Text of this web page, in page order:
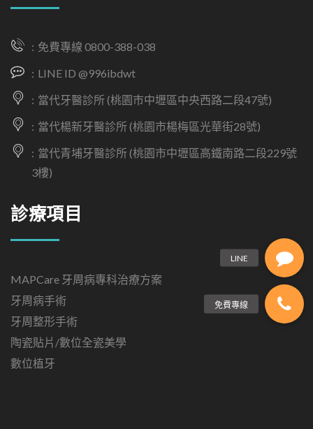
免費專線 0800-388-038
LINE ID @996ibdwt
當代牙醫診所 (桃園市中壢區中央西路二段47號)
當代楊新牙醫診所 (桃園市楊梅區光華街28號)
當代青埔牙醫診所 (桃園市中壢區高鐵南路二段229號
3樓)
診療項目
MAPCare 牙周病專科治療方案
牙周病手術
牙周整形手術
陶瓷貼片/數位全瓷美學
數位植牙